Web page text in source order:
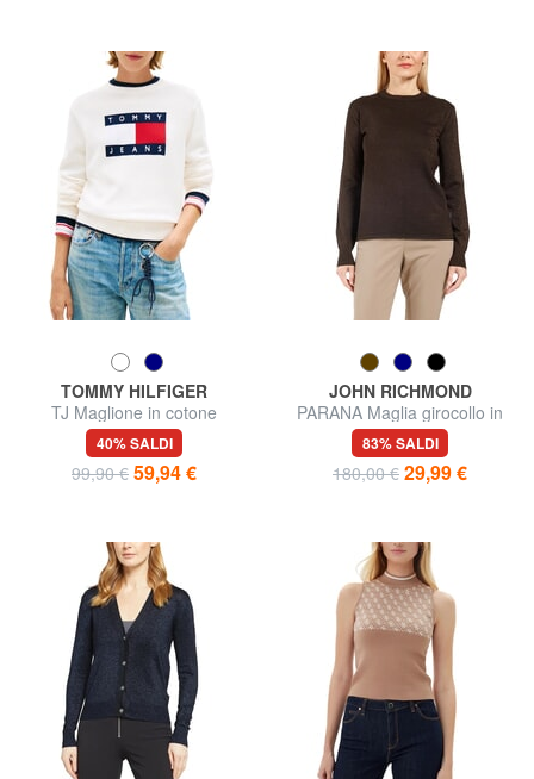
TOMMY HILFIGER
TJ Maglione in cotone
40% SALDI
99,90 € 59,94 €
JOHN RICHMOND
PARANA Maglia girocollo in
lurex
83% SALDI
180,00 € 29,99 €